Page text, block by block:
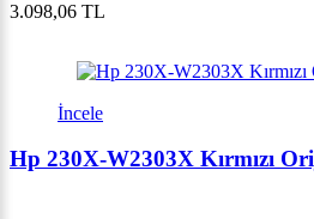
3.098,06 TL
İncele
Hp 230X-W2303X Kırmızı